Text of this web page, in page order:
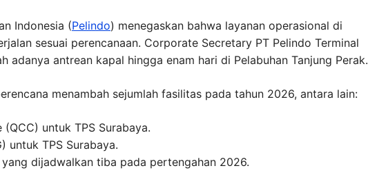
Indonesia (Pelindo) menegaskan bahwa layanan operasional di
sesuai perencanaan. Corporate Secretary PT Pelindo Terminal
adanya antrean kapal hingga enam hari di Pelabuhan Tanjung Perak.
menambah sejumlah fasilitas pada tahun 2026, antara lain:
untuk TPS Surabaya.
untuk TPS Surabaya.
dijadwalkan tiba pada pertengahan 2026.